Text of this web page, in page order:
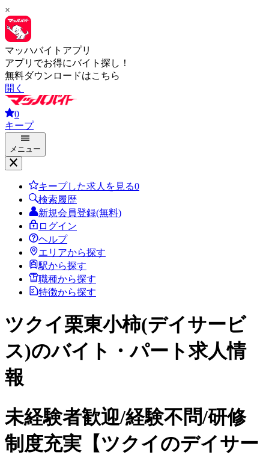
×
マッハバイトアプリ
アプリでお得にバイト探し！
無料ダウンロードはこちら
開く
0
キープ
メニュー
キープした求人を見る0
検索履歴
新規会員登録(無料)
ログイン
ヘルプ
エリアから探す
駅から探す
職種から探す
特徴から探す
ツクイ栗東小柿(デイサービ
ス)のバイト・パート求人情
報
未経験者歓迎/経験不問/研修
制度充実【ツクイのデイサー